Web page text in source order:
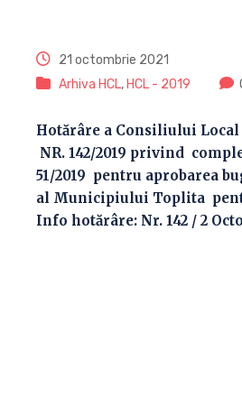
21 octombrie 2021
Arhiva HCL, HCL - 2019
Hotărâre a Consiliului Local
NR. 142/2019 privind
51/2019 pentru aprobarea
al Municipiului Toplita
Info hotărâre: Nr. 142 / 2